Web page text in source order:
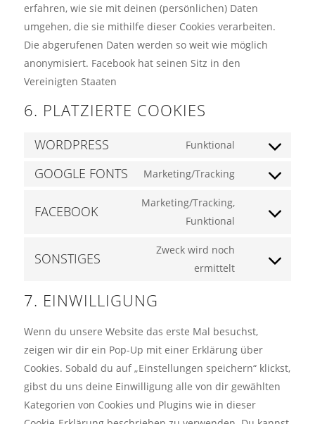
erfahren, wie sie mit deinen (persönlichen) Daten
umgehen, die sie mithilfe dieser Cookies verarbeiten.
Die abgerufenen Daten werden so weit wie möglich
anonymisiert. Facebook hat seinen Sitz in den
Vereinigten Staaten
6. PLATZIERTE COOKIES
WORDPRESS Funktional
Consent
wordpress
GOOGLE FONTS Marketing/Tracking
Consent
service
FACEBOOK
Marketing/Tracking,
Funktional
Consent
service
SONSTIGES
Zweck wird noch
ermittelt
Consent
7. EINWILLIGUNG
Wenn du unsere Website das erste Mal besuchst,
zeigen wir dir ein Pop-Up mit einer Erklärung über
Cookies. Sobald du auf „Einstellungen speichern“ klickst,
gibst du uns deine Einwilligung alle von dir gewählten
Kategorien von Cookies und Plugins wie in dieser